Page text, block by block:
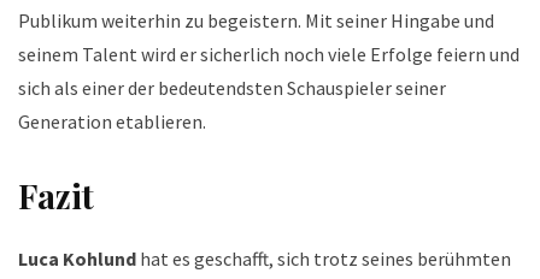
Publikum weiterhin zu begeistern. Mit seiner Hingabe und
seinem Talent wird er sicherlich noch viele Erfolge feiern und
sich als einer der bedeutendsten Schauspieler seiner
Generation etablieren.
Fazit
Luca Kohlund hat es geschafft, sich trotz seines berühmten